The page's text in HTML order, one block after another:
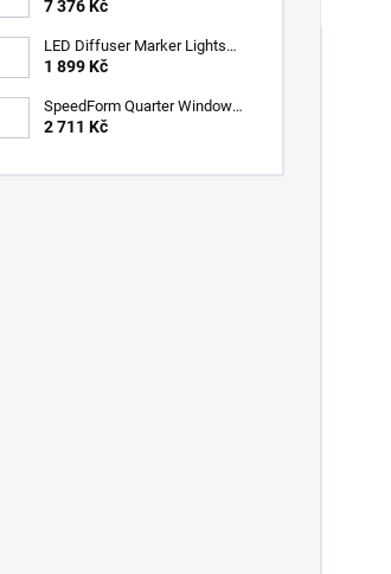
Gloss Black (CAMARO 16-23)
7 376 Kč
LED Diffuser Marker Lights
(CHALLENGER 15-23)
1 899 Kč
SpeedForm Quarter Window
Louvers - Gloss Black
2 711 Kč